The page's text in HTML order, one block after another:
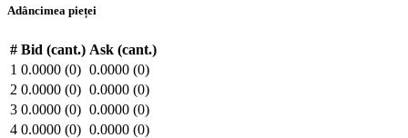
Adâncimea pieței
# Bid (cant.) Ask (cant.)
1 0.0000 (0) 0.0000 (0)
2 0.0000 (0) 0.0000 (0)
3 0.0000 (0) 0.0000 (0)
4 0.0000 (0) 0.0000 (0)